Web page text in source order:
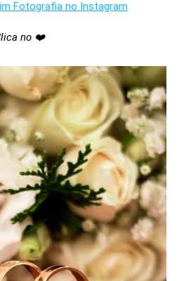
Fotografia no Instagram
no ❤️